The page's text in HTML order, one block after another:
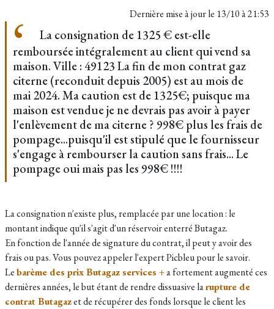
Dernière mise à jour le 13/10 à 21:53
La consignation de 1325 € est-elle
remboursée intégralement au client qui vend sa
maison. Ville : 49123 La fin de mon contrat gaz
citerne (reconduit depuis 2005) est au mois de
mai 2024. Ma caution est de 1325€; puisque ma
maison est vendue je ne devrais pas avoir à payer
l'enlèvement de ma citerne ? 998€ plus les frais de
pompage...puisqu'il est stipulé que le fournisseur
s'engage à rembourser la caution sans frais... Le
pompage oui mais pas les 998€ !!!!
La consignation n'existe plus, remplacée par une location : le
montant indique qu'il s'agit d'un réservoir enterré Butagaz.
En fonction de l'année de signature du contrat, il peut y avoir des
frais ou pas. Vous pouvez appeler l'expert Picbleu pour le savoir.
Lebarème des prix Butagaz services +a fortement augmenté ces
dernières années, le but étant de rendre dissuasive larupture de
contrat Butagazet de récupérer des fonds lorsque le client les